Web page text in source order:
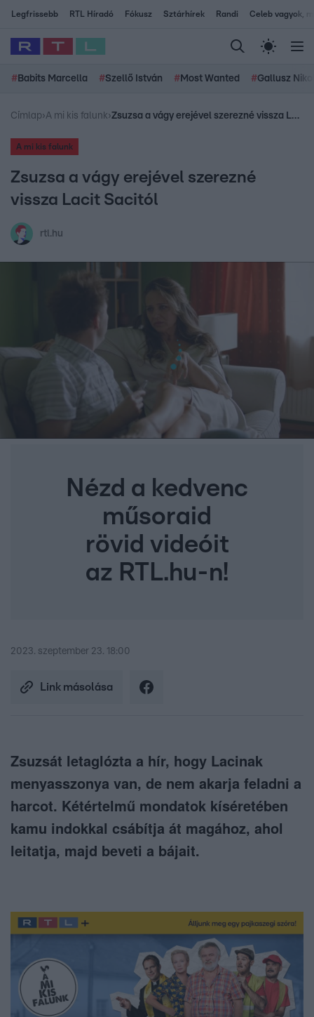
Legfrissebb RTL Híradó Fókusz Sztárhírek Randi Celeb vagyok,
# Babits Marcella #Szellő István # Most Wanted #Gallusz
Címlap›A mi kis falunk› Zsuzsa a vágy erejével szerezné vissza Lacit Sacitól
A mi kis falunk
Zsuzsa a vágy erejével szerezné
vissza Lacit Sacitól
rtl.hu
Nézd a kedvenc
műsoraid
rövid videóit
az RTL.hu-n!
2023. szeptember 23. 18:00
Link másolása
Zsuzsát letaglózta a hír, hogy Lacinak
menyasszonya van, de nem akarja feladni a
harcot. Kétértelmű mondatok kíséretében
kamu indokkal csábítja át magához, ahol
leitatja, majd beveti a bájait.